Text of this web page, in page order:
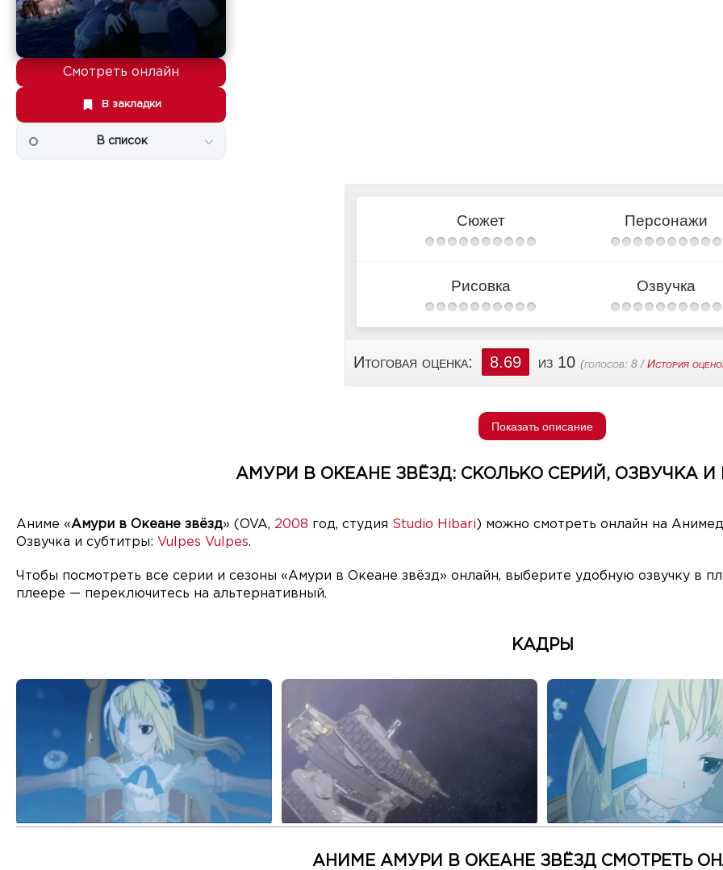
Смотреть онлайн
В закладки
В список
Сюжет Персонажи
Рисовка Озвучка
Итоговая оценка: 8.69 из 10 (голосов: 8 /История
Показать описание
АМУРИ В ОКЕАНЕ ЗВЁЗД: СКОЛЬКО СЕРИЙ, ОЗВУЧКА И
Аниме «Амури в Океане звёзд» (OVA, 2008 год, студия Studio Hibari ) можно смотреть онлайн на
Озвучка и субтитры: Vulpes Vulpes.
Чтобы посмотреть все серии и сезоны «Амури в Океане звёзд» онлайн, выберите удобную озвучку в
плеере — переключитесь на альтернативный.
КАДРЫ
АНИМЕ АМУРИ В ОКЕАНЕ ЗВЁЗД СМОТРЕТЬ